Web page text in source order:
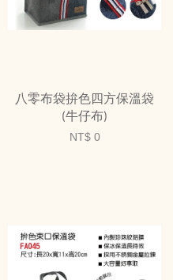
八零布袋拚色四方保溫袋
(牛仔布)
NT$ 0